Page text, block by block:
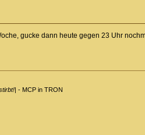
gucke dann heute gegen 23 Uhr
| - MCP in TRON